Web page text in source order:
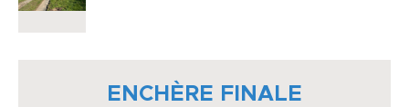
ENCHÈRE FINALE